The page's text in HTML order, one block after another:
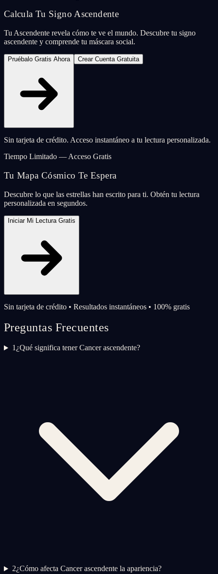
Calcula Tu Signo Ascendente
Tu Ascendente revela cómo te ve el mundo. Descubre tu signo
ascendente y comprende tu máscara social.
Pruébalo Gratis Ahora Crear Cuenta Gratuita
Sin tarjeta de crédito. Acceso instantáneo a tu lectura personalizada.
Tiempo Limitado — Acceso Gratis
Tu Mapa Cósmico Te Espera
Descubre lo que las estrellas han escrito para ti. Obtén tu lectura
personalizada en segundos.
Iniciar Mi Lectura Gratis
Sin tarjeta de crédito • Resultados instantáneos • 100% gratis
Preguntas Frecuentes
1¿Qué significa tener Cancer ascendente?
2¿Cómo afecta Cancer ascendente la apariencia?